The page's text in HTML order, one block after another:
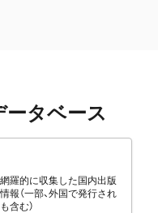
タベース
羅的に収集した国内出版
報（一部、外国で発行され
含む）